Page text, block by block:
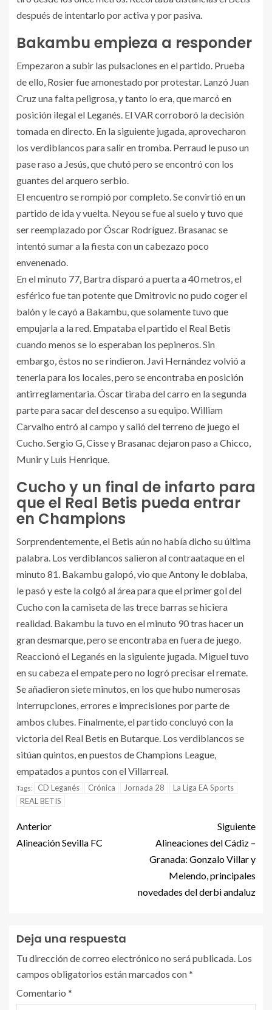
después de intentarlo por activa y por pasiva.
Bakambu empieza a responder
Empezaron a subir las pulsaciones en el partido. Prueba
de ello, Rosier fue amonestado por protestar. Lanzó Juan
Cruz una falta peligrosa, y tanto lo era, que marcó en
posición ilegal el Leganés. El VAR corroboró la decisión
tomada en directo. En la siguiente jugada, aprovecharon
los verdiblancos para salir en tromba. Perraud le puso un
pase raso a Jesús, que chutó pero se encontró con los
guantes del arquero serbio.
El encuentro se rompió por completo. Se convirtió en un
partido de ida y vuelta. Neyou se fue al suelo y tuvo que
ser reemplazado por Óscar Rodríguez. Brasanac se
intentó sumar a la fiesta con un cabezazo poco
envenenado.
En el minuto 77, Bartra disparó a puerta a 40 metros, el
esférico fue tan potente que Dmitrovic no pudo coger el
balón y le cayó a Bakambu, que solamente tuvo que
empujarla a la red. Empataba el partido el Real Betis
cuando menos se lo esperaban los pepineros. Sin
embargo, éstos no se rindieron. Javi Hernández volvió a
tenerla para los locales, pero se encontraba en posición
antirreglamentaria. Óscar tiraba del carro en la segunda
parte para sacar del descenso a su equipo. William
Carvalho entró al campo y salió del terreno de juego el
Cucho. Sergio G, Cisse y Brasanac dejaron paso a Chicco,
Munir y Luis Henrique.
Cucho y un final de infarto para
que el Real Betis pueda entrar
en Champions
Sorprendentemente, el Betis aún no había dicho su última
palabra. Los verdiblancos salieron al contraataque en el
minuto 81. Bakambu galopó, vio que Antony le doblaba,
le pasó y este la colgó al área para que el primer gol del
Cucho con la camiseta de las trece barras se hiciera
realidad. Bakambu la tuvo en el minuto 90 tras hacer un
gran desmarque, pero se encontraba en fuera de juego.
Reaccionó el Leganés en la siguiente jugada. Miguel tuvo
en su cabeza el empate pero no logró precisar el remate.
Se añadieron siete minutos, en los que hubo numerosas
interrupciones, errores e imprecisiones por parte de
ambos clubes. Finalmente, el partido concluyó con la
victoria del Real Betis en Butarque. Los verdiblancos se
sitúan quintos, en puestos de Champions League,
empatados a puntos con el Villarreal.
Tags: CD Leganés Crónica Jornada 28
La Liga EA Sports
REAL BETIS
Anterior
Alineación Sevilla FC
Siguiente
Alineaciones del Cádiz –
Granada: Gonzalo Villar y
Melendo, principales
novedades del derbi andaluz
Deja una respuesta
Tu dirección de correo electrónico no será publicada. Los
campos obligatorios están marcados con*
Comentario *